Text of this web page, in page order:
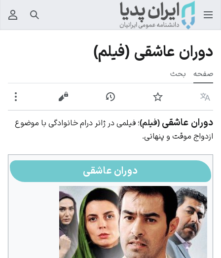
جستجو
دوران عاشقی (فیلم)
صفحه بحث
زبان پیگیری نمایش تاریخچهنمایش مبدأ
دوران عاشقی (فیلم)؛ فیلمی در ژانر درام خانوادگی با موضوع
ازدواج موقت و پنهانی.
دوران عاشقی